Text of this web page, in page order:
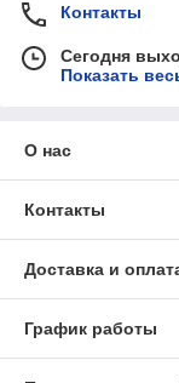
Расшифровка
«К» - кабель;
«Г» - гибкий;
термоэластопласта.
🔹Медные
🔹Резиновая
🔹Гибкость —
эксплуатации в
Контакты
Сегодня
Показать
О нас
Контакты
Доставка и
График работы